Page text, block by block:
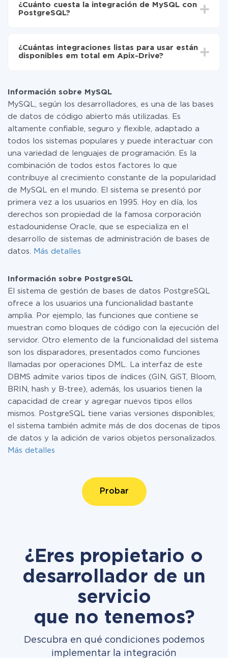
oscilar entre 5 y 30 minutos. En promedio, la
configuración tarda entre 10 y 15 minutos.
¿Cuánto cuesta la integración de MySQL con
PostgreSQL?
tarifas. Usted solo paga por la cantidad de datos que
realmente se transfieren de uno de sus sistemas a otro
manera segura un plan de tarifa gratuita o cambiar a
uno de pago, si es necesario. Más detalles sobre
tarifas.
¿Cuántas integraciones listas para usar están
disponibles em total em Apix-Drive?
Información sobre MySQL
MySQL, según los desarrolladores, es una de las bases
de datos de código abierto más utilizadas. Es
altamente confiable, seguro y flexible, adaptado a
todos los sistemas populares y puede interactuar con
una variedad de lenguajes de programación. Es la
combinación de todos estos factores lo que
contribuye al crecimiento constante de la popularidad
de MySQL en el mundo. El sistema se presentó por
primera vez a los usuarios en 1995. Hoy en día, los
derechos son propiedad de la famosa corporación
estadounidense Oracle, que se especializa en el
desarrollo de sistemas de administración de bases de
datos.
Más detalles
Información sobre PostgreSQL
El sistema de gestión de bases de datos PostgreSQL
ofrece a los usuarios una funcionalidad bastante
amplia. Por ejemplo, las funciones que contiene se
muestran como bloques de código con la ejecución del
servidor. Otro elemento de la funcionalidad del sistema
son los disparadores, presentados como funciones
llamadas por operaciones DML. La interfaz de este
DBMS admite varios tipos de índices (GIN, GiST, Bloom,
BRIN, hash y B-tree), además, los usuarios tienen la
capacidad de crear y agregar nuevos tipos ellos
mismos. PostgreSQL tiene varias versiones disponibles;
el sistema también admite más de dos docenas de tipos
de datos y la adición de varios objetos personalizados.
Más detalles
Probar
¿Eres propietario o
desarrollador de un
servicio
que no tenemos?
Descubra en qué condiciones podemos
implementar la integración